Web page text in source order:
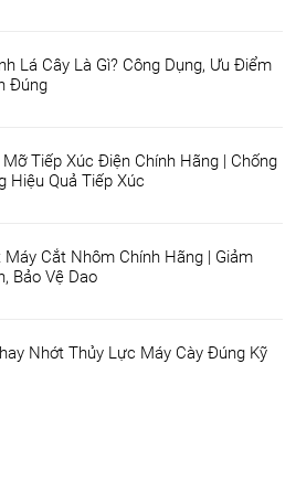
Lá Cây Là Gì? Công Dụng, Ưu Điểm
Đúng
Tiếp Xúc Điện Chính Hãng | Chống
Hiệu Quả Tiếp Xúc
Cắt Nhôm Chính Hãng | Giảm
Bảo Vệ Dao
Nhớt Thủy Lực Máy Cày Đúng Kỹ